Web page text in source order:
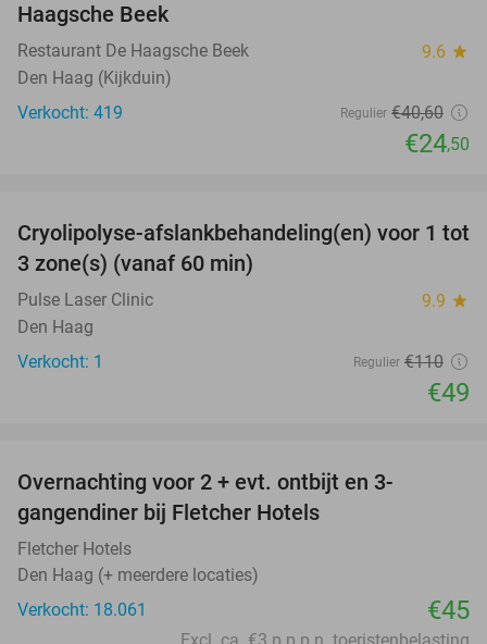
Haagsche Beek
Restaurant De Haagsche Beek 9.6 star
Den Haag (Kijkduin)
Verkocht: 419
Regulier €40,60
€24,50
55%
NEW
TODAY
Cryolipolyse-afslankbehandeling(en) voor 1 tot
3 zone(s) (vanaf 60 min)
Pulse Laser Clinic 9.9 star
Den Haag
Verkocht: 1
Regulier €110
€49
Overnachting voor 2 + evt. ontbijt en 3-
gangendiner bij Fletcher Hotels
Fletcher Hotels
Den Haag (+ meerdere locaties)
Verkocht: 18.061
€45